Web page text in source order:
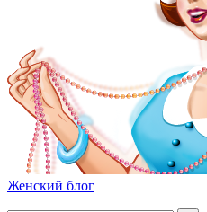
Женский блог